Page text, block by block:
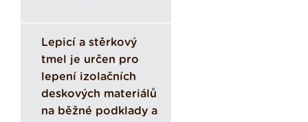
Lepicí a stěrkový
tmel je určen pro
lepení izolačních
deskových materiálů
na běžné podklady a